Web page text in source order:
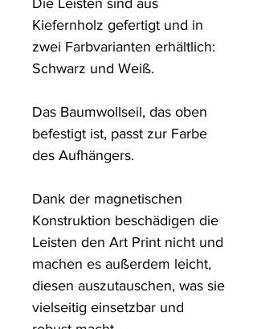
Die Leisten sind aus
Kiefernholz gefertigt und in
zwei Farbvarianten erhältlich:
Schwarz und Weiß.
Das Baumwollseil, das oben
befestigt ist, passt zur Farbe
des Aufhängers.
Dank der magnetischen
Konstruktion beschädigen die
Leisten den Art Print nicht und
machen es außerdem leicht,
diesen auszutauschen, was sie
vielseitig einsetzbar und